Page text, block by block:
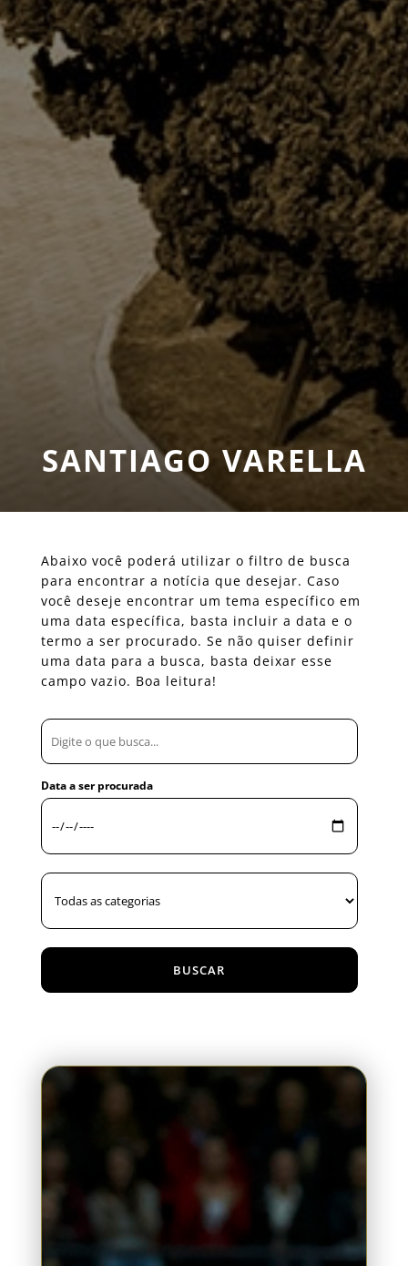
SANTIAGO VARELLA
Abaixo você poderá utilizar o filtro de busca
para encontrar a notícia que desejar. Caso
você deseje encontrar um tema específico em
uma data específica, basta incluir a data e o
termo a ser procurado. Se não quiser definir
uma data para a busca, basta deixar esse
campo vazio. Boa leitura!